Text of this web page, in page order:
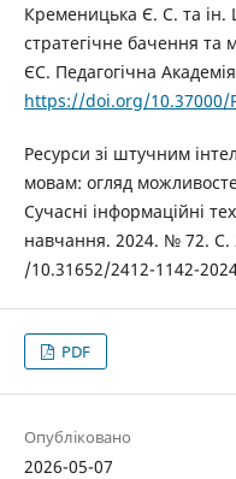
Кременицька Є. С. та ін.
стратегічне бачення та
ЄС. Педагогічна
https://doi.org/10.37000/
Ресурси зі штучним
мовам: огляд
Сучасні інформаційні
навчання. 2024. № 72. С.
/10.31652/2412-1142-
PDF
Опубліковано
2026-05-07